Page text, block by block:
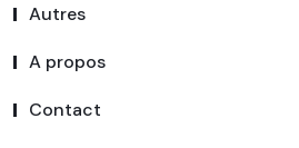
Autres
A propos
Contact